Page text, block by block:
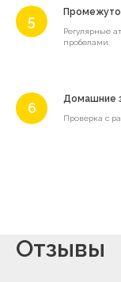
Регулярные
пробелами.
Домашние
Проверка с
Отзывы